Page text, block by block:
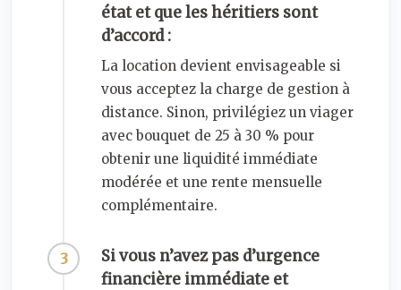
état et que les héritiers sont
d’accord :
La location devient envisageable si
vous acceptez la charge de gestion à
distance. Sinon, privilégiez un viager
avec bouquet de 25 à 30 % pour
obtenir une liquidité immédiate
modérée et une rente mensuelle
complémentaire.
Si vous n’avez pas d’urgence
financière immédiate et